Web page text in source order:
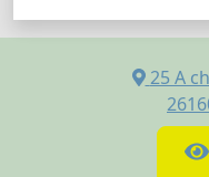
25 A